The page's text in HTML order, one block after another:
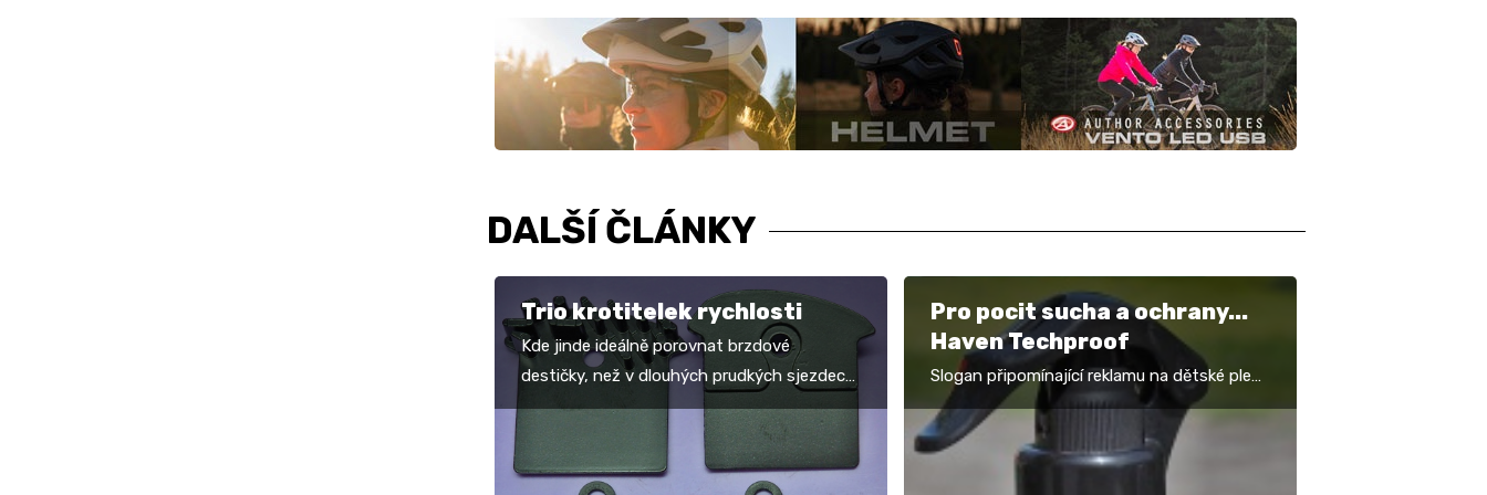
DALŠÍ ČLÁNKY
Trio krotitelek rychlosti
Kde jinde ideálně porovnat brzdové
destičky, než v dlouhých prudkých sjezdech,
kde se kotouč umí rozpálit do fialova. Italské
Pro pocit sucha a ochrany...
Haven Techproof
Slogan připomínající reklamu na dětské pleny
by se klidně hodil i pro speciální impregnaci
Haven Techproof, vyvinutou přímo pro